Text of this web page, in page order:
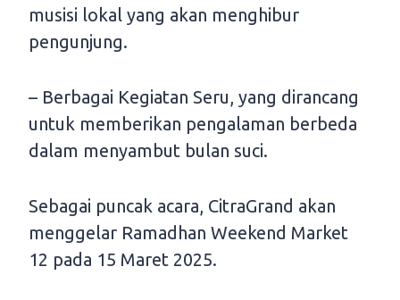
musisi lokal yang akan menghibur
pengunjung.
– Berbagai Kegiatan Seru, yang dirancang
untuk memberikan pengalaman berbeda
dalam menyambut bulan suci.
Sebagai puncak acara, CitraGrand akan
menggelar Ramadhan Weekend Market
12 pada 15 Maret 2025.